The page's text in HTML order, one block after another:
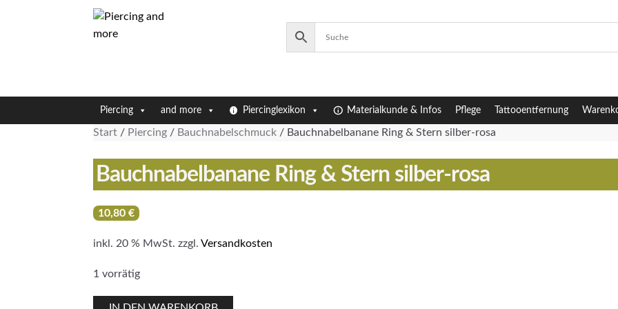
Skip
Skip
Piercing and more Piercinglexikon Materialkunde & Infos Pflege Tattooentfernung
Start/ Piercing/ Bauchnabelschmuck/ Bauchnabelbanane Ring & Stern silber-rosa
Bauchnabelbanane Ring & Stern silber-rosa
10,80 €
inkl. 20 % MwSt. zzgl. Versandkosten
1 vorrätig
Bauchnabelbanane